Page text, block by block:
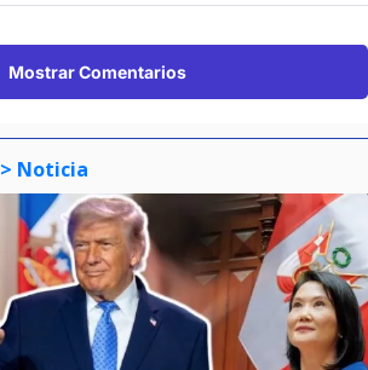
Mostrar Comentarios
> Noticia